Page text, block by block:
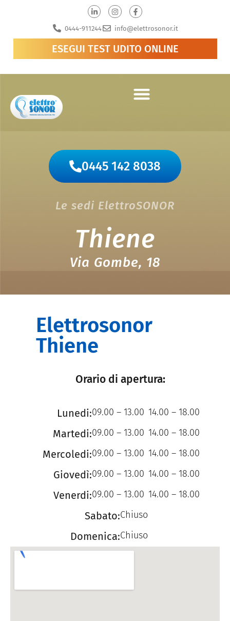
0444-911244 info@elettrosonor.it
ESEGUI TEST UDITO ONLINE
0445 142 8038
Le sedi ElettroSONOR
Thiene
Via Gombe, 18
Elettrosonor
Thiene
Orario di apertura:
Lunedi:09.00 – 13.00 14.00 – 18.00
Martedi:09.00 – 13.00 14.00 – 18.00
Mercoledi:09.00 – 13.00 14.00 – 18.00
Giovedì:09.00 – 13.00 14.00 – 18.00
Venerdi:09.00 – 13.00 14.00 – 18.00
Sabato:Chiuso
Domenica:Chiuso